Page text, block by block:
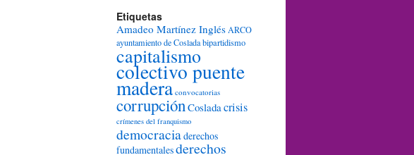
Etiquetas
Amadeo Martínez Inglés ARCO
ayuntamiento de Cosladabipartidismo
capitalismo
colectivo puente
madera convocatorias
corrupciónCosladacrisis
crímenes del franquismo
democraciaderechos
fundamentalesderechos